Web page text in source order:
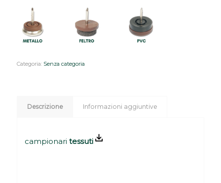
Categoria: Senza categoria
Descrizione Informazioni aggiuntive
campionari tessuti